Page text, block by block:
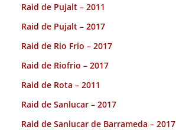
Raid de Pujalt – 2011
Raid de Pujalt – 2017
Raid de Rio Frio – 2017
Raid de Riofrio – 2017
Raid de Rota – 2011
Raid de Sanlucar – 2017
Raid de Sanlucar de Barrameda – 2017